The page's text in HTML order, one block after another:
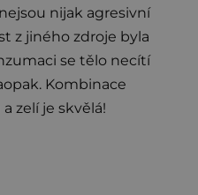
nijak agresivní
z jiného zdroje byla
se tělo necítí
Kombinace
zelí je skvělá!